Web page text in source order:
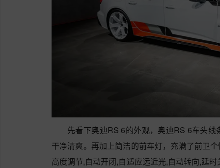
先看下奥迪RS 6的外观，奥迪RS 6车头
干净清爽。再加上简洁的前车灯，充满了前卫
高度调节,自动开闭,自适应远近光,自动转向,延